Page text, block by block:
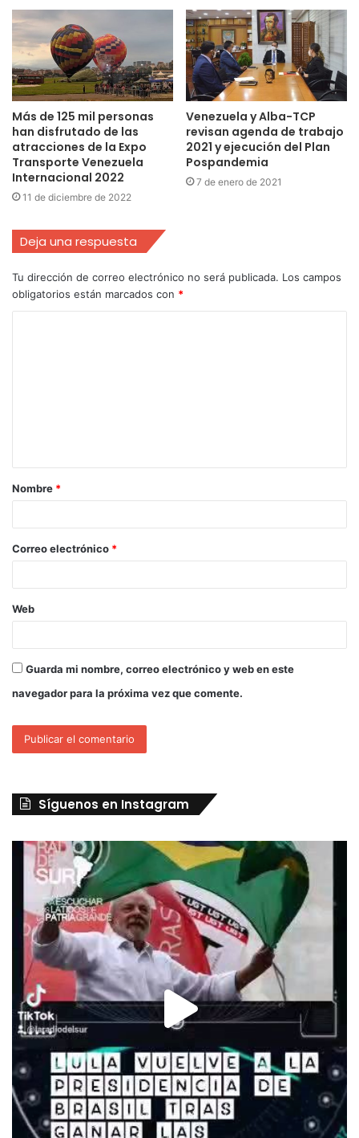
Más de 125 mil personas
han disfrutado de las
atracciones de la Expo
Transporte Venezuela
Internacional 2022
11 de diciembre de 2022
Venezuela y Alba-TCP
revisan agenda de trabajo
2021 y ejecución del Plan
Pospandemia
7 de enero de 2021
Deja una respuesta
Tu dirección de correo electrónico no será publicada. Los campos
obligatorios están marcados con *
Nombre *
Correo electrónico *
Web
Guarda mi nombre, correo electrónico y web en este
navegador para la próxima vez que comente.
Síguenos en Instagram